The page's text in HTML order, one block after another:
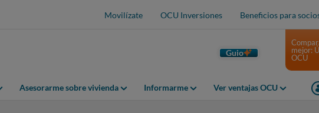
Movilízate OCU Inversiones Beneficios para
Guio
Asesorarme sobre vivienda Informarme Ver ventajas OCU
mejor:
OCU